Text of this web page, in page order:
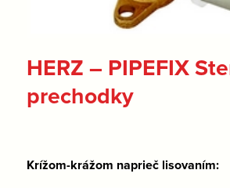
HERZ – PIPEFIX
prechodky
Krížom-krážom naprieč lisovaním: